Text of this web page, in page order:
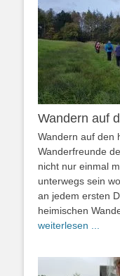
Wandern auf
Wandern auf den
Wanderfreunde
nicht nur einmal
unterwegs sein
an jedem ersten
heimischen
weiterlesen ...